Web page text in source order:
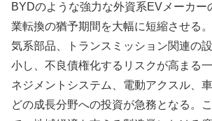
BYDのような強力な外資系EVメーカー
業転換の猶予期間を大幅に短縮させる
気系部品、トランスミッション関連の
小し、不良債権化するリスクが高まる
ネジメントシステム、電動アクスル、
どの成長分野への投資が急務となる。